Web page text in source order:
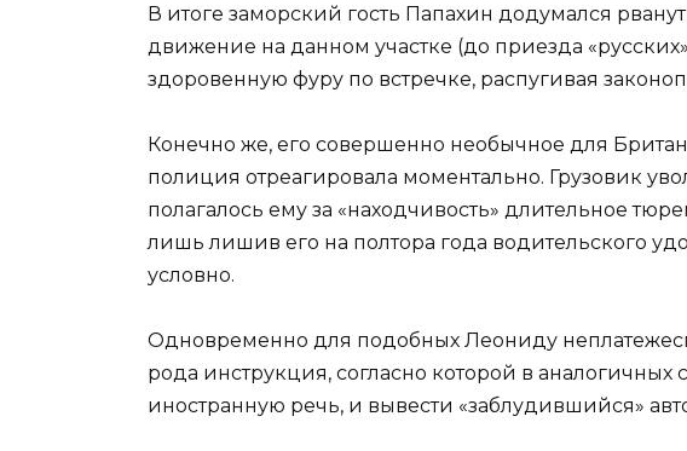
В итоге заморский гость Папахин додумался
движение на данном участке (до приезда
здоровенную фуру по встречке, распугивая
Конечно же, его совершенно необычное для
полиция отреагировала моментально. Грузовик
полагалось ему за «находчивость» длительное
лишь лишив его на полтора года водительского
условно.
Одновременно для подобных Леониду
рода инструкция, согласно которой в
иностранную речь, и вывести «заблудившийся»